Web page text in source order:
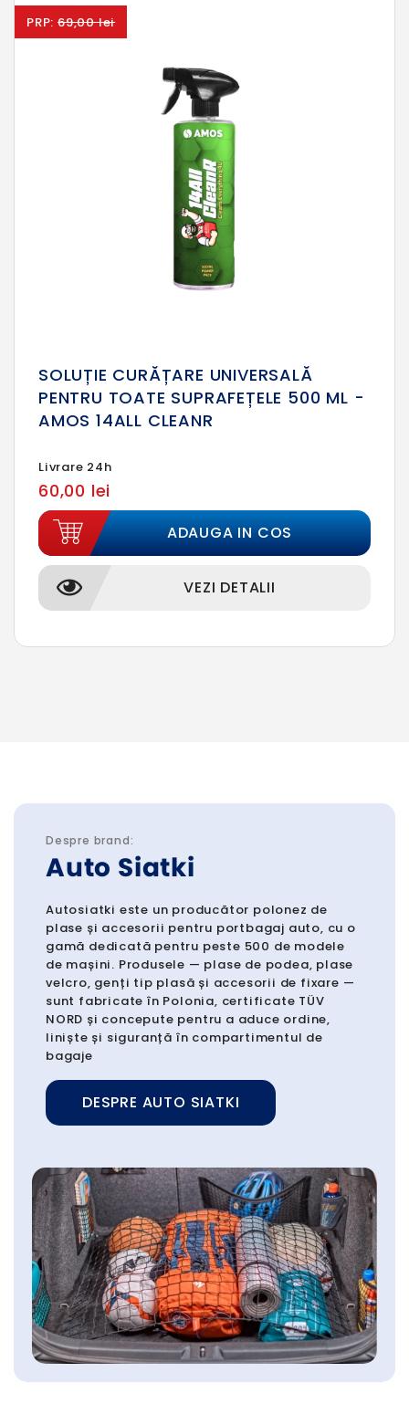
PRP: 69,00 lei
SOLUȚIE CURĂȚARE UNIVERSALĂ
PENTRU TOATE SUPRAFEȚELE 500 ML -
AMOS 14ALL CLEANR
Livrare 24h
60,00 lei
ADAUGA IN COS
VEZI DETALII
Despre brand:
Auto Siatki
Autosiatki este un producător polonez de
plase și accesorii pentru portbagaj auto, cu o
gamă dedicată pentru peste 500 de modele
de mașini. Produsele — plase de podea, plase
velcro, genți tip plasă și accesorii de fixare —
sunt fabricate în Polonia, certificate TÜV
NORD și concepute pentru a aduce ordine,
liniște și siguranță în compartimentul de
bagaje
DESPRE AUTO SIATKI